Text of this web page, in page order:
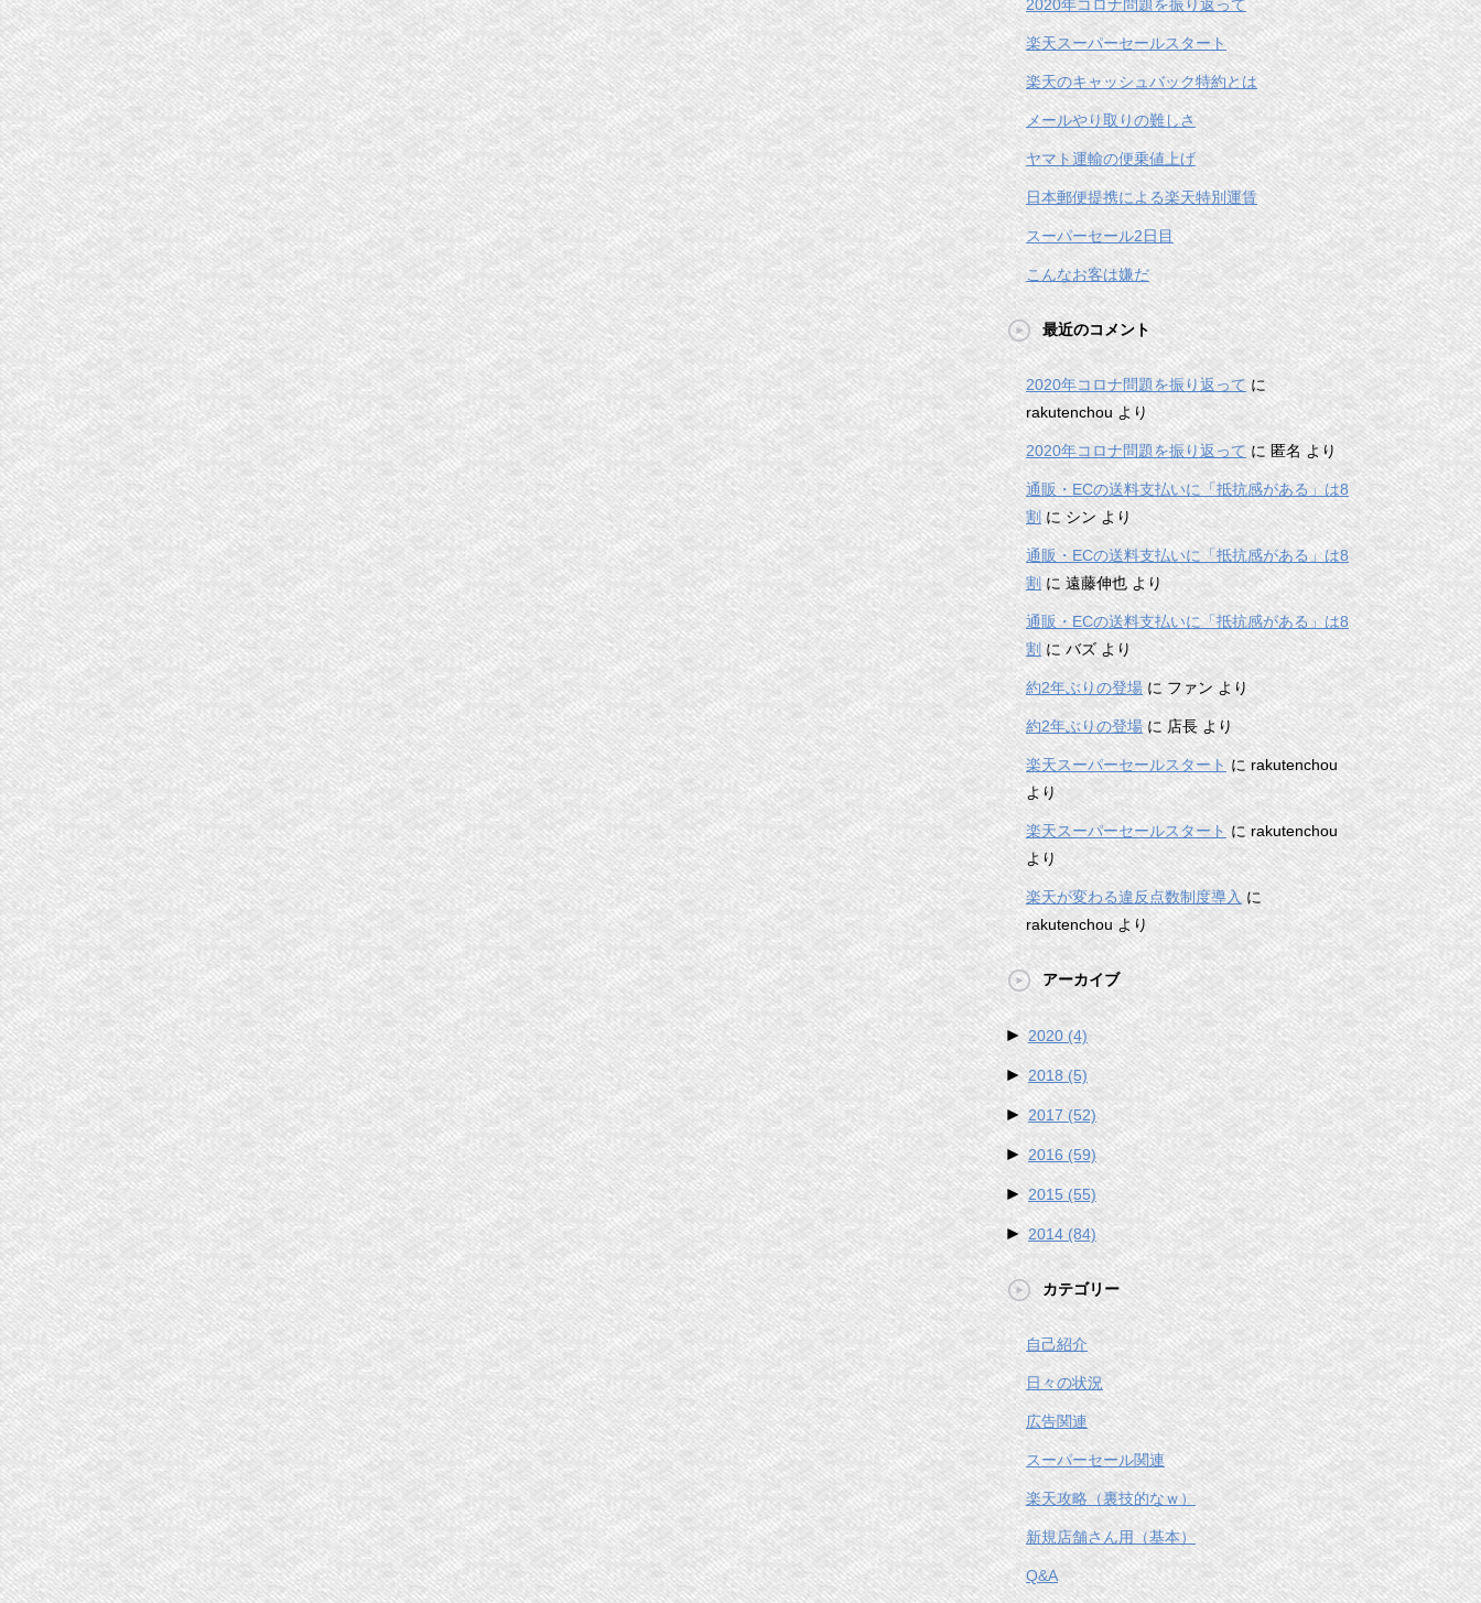
2020年コロナ問題を振り返って
楽天スーパーセールスタート
楽天のキャッシュバック特約とは
メールやり取りの難しさ
ヤマト運輸の便乗値上げ
日本郵便提携による楽天特別運賃
スーパーセール2日目
こんなお客は嫌だ
最近のコメント
2020年コロナ問題を振り返って に
rakutenchou より
2020年コロナ問題を振り返って に 匿名 より
通販・ECの送料支払いに「抵抗感がある」は8
割にシンより
通販・ECの送料支払いに「抵抗感がある」は8
割に遠藤伸也より
通販・ECの送料支払いに「抵抗感がある」は8
割 にバズ より
約2年ぶりの登場 にファンより
約2年ぶりの登場に 店長より
楽天スーパーセールスタート に rakutenchou
より
楽天スーパーセールスタート にrakutenchou
より
楽天が変わる違反点数制度導入 に
rakutenchouより
アーカイブ
► 2020(4)
► 2018(5)
► 2017 (52)
► 2016(59)
► 2015(55)
► 2014 (84)
カテゴリー
自己紹介
日々の状況
広告関連
スーパーセール関連
楽天攻略（裏技的なｗ）
新規店舗さん用（基本）
Q&A